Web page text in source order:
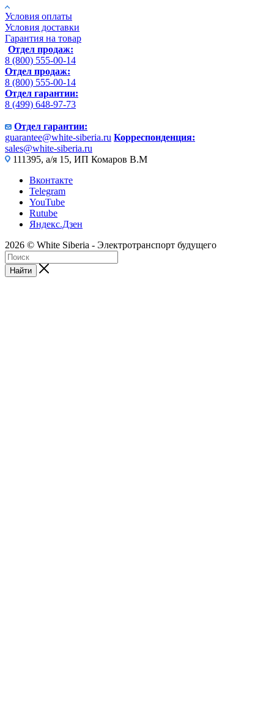
Условия оплаты
Условия доставки
Гарантия на товар
Отдел продаж:
8 (800) 555-00-14
Отдел продаж:
8 (800) 555-00-14
Отдел гарантии:
8 (499) 648-97-73
Отдел гарантии:
guarantee@white-siberia.ru Корреспонденция:
sales@white-siberia.ru
111395, а/я 15, ИП Комаров В.М
Вконтакте
Telegram
YouTube
Rutube
Яндекс.Дзен
2026 © White Siberia - Электротранспорт будущего
Найти